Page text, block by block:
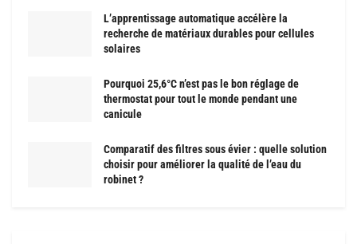
L’apprentissage automatique accélère la
recherche de matériaux durables pour cellules
solaires
Pourquoi 25,6°C n’est pas le bon réglage de
thermostat pour tout le monde pendant une
canicule
Comparatif des filtres sous évier : quelle solution
choisir pour améliorer la qualité de l’eau du
robinet ?